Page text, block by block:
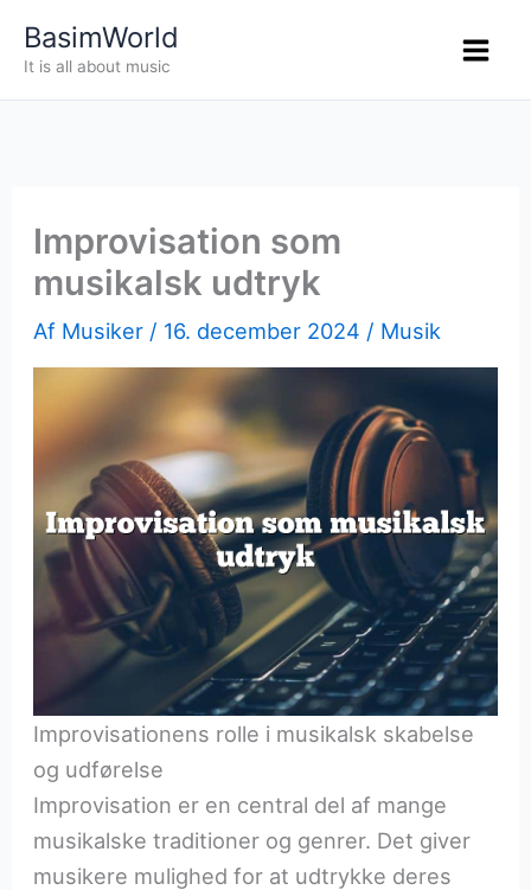
BasimWorld
It is all about music
Improvisation som
musikalsk udtryk
Af Musiker / 16. december 2024 / Musik
Improvisationens rolle i musikalsk skabelse
og udførelse
Improvisation er en central del af mange
musikalske traditioner og genrer. Det giver
musikere mulighed for at udtrykke deres